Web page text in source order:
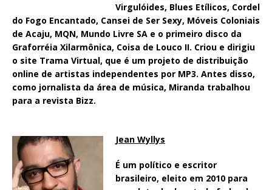
Virgulóides, Blues Etílicos, Cordel
do Fogo Encantado, Cansei de Ser Sexy, Móveis Coloniais
de Acaju, MQN, Mundo Livre SA e o primeiro disco da
Graforréia Xilarmônica, Coisa de Louco II. Criou e dirigiu
o site Trama Virtual, que é um projeto de distribuição
online de artistas independentes por MP3. Antes disso,
como jornalista da área de música, Miranda trabalhou
para a revista Bizz.
Jean Wyllys
É um político e escritor
brasileiro, eleito em 2010 para